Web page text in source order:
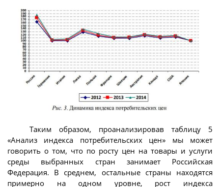
Таким образом, проанализировав таблицу 5
«Анализ индекса потребительских цен» мы может
говорить о том, что по росту цен на товары и услуги
среды выбранных стран занимает Российская
Федерация. В среднем, остальные страны находятся
примерно на одном уровне, рост индекса